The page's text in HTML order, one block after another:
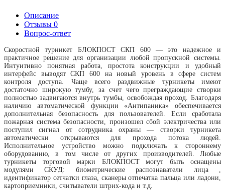
Описание
Отзывы 0
Вопрос-ответ
Скоростной турникет БЛОКПОСТ СКП 600 — это надежное и
практичное решение для организации любой пропускной системы.
Интуитивно понятная работа, простота конструкции и удобный
интерфейс выводят СКП 600 на новый уровень в сфере систем
контроля доступа. Чаще всего раздвижные турникеты имеют
достаточно широкую тумбу, за счет чего преграждающие створки
полностью задвигаются внутрь тумбы, освобождая проход. Благодаря
наличию автоматической функции «Антипаника» обеспечивается
дополнительная безопасность для пользователей. Если сработала
пожарная система безопасности, произошел сбой электричества или
поступил сигнал от сотрудника охраны — створки турникета
автоматически открываются для прохода потока людей.
Исполнительное устройство можно подключать к стороннему
оборудованию, в том числе от других производителей. Любые
турникеты торговой марки БЛОКПОСТ могут быть оснащены
модулями СКУД: биометрические распознаватели лица ,
идентификатор сетчатки глаза, сканеры отпечатка пальца или ладони,
картоприемники, считыватели штрих-кода и т.д.